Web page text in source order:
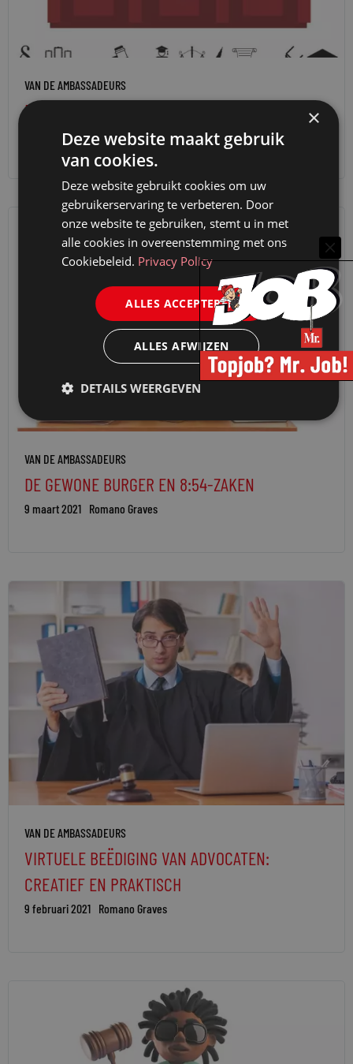
VAN DE AMBASSADEURS
DE MEERVOUDIGE KAMER EN COMPLEXE ZAKEN
6 april 2021 Romano Graves
VAN DE AMBASSADEURS
DE GEWONE BURGER EN 8:54-ZAKEN
9 maart 2021 Romano Graves
VAN DE AMBASSADEURS
VIRTUELE BEËDIGING VAN ADVOCATEN:
CREATIEF EN PRAKTISCH
9 februari 2021 Romano Graves
×
Deze website maakt gebruik
van cookies.
Deze website gebruikt cookies om uw
gebruikerservaring te verbeteren. Door
onze website te gebruiken, stemt u in met
alle cookies in overeenstemming met ons
Cookiebeleid. Privacy Policy
ALLES ACCEPTEREN
ALLES AFWIJZEN
DETAILS WEERGEVEN